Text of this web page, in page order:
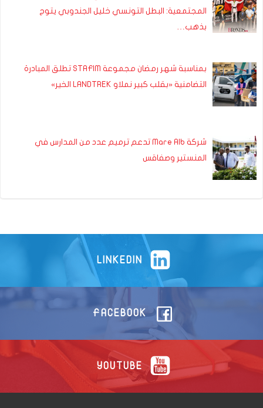
المجتمعية: البطل التونسي خليل الجندوبي يتوج
بذهب…
بمناسبة شهر رمضان مجموعة STAFIM تطلق المبادرة
التضامنية «بقلب كبير نملاو LANDTREK الخير»
شركة Mare Alb تدعم ترميم عدد من المدارس في
المنستير وصفاقس
LINKEDIN
FACEBOOK
YOUTUBE